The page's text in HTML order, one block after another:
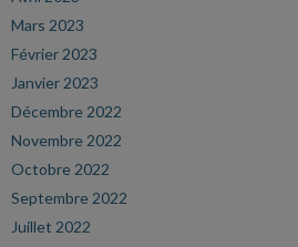
Mars 2023
Février 2023
Janvier 2023
Décembre 2022
Novembre 2022
Octobre 2022
Septembre 2022
Juillet 2022